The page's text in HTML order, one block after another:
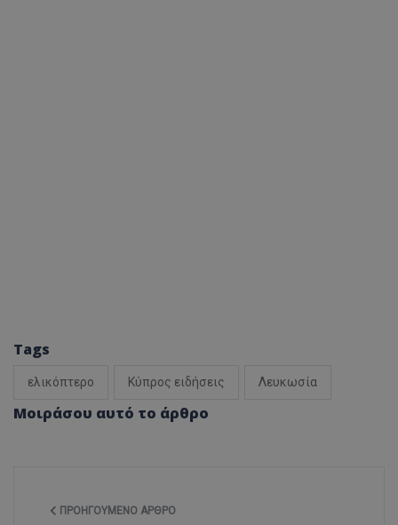
Tags
ελικόπτερο Κύπρος ειδήσεις Λευκωσία
Μοιράσου αυτό το άρθρο
ΠΡΟΗΓΟΎΜΕΝΟ ΆΡΘΡΟ